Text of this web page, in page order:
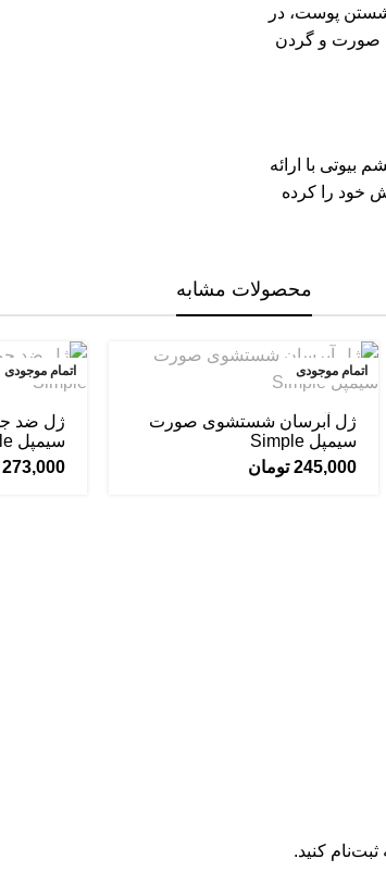
پوست، در
صورت و گردن
بیوتی با ارائه
خود را کرده
محصولات مشابه
اتمام موجودی
ژل آبرسان شستشوی صورت
سیمپل Simple
245,000 تومان
اتمام موجودی
سیمپل Simple
273,000
کنید.